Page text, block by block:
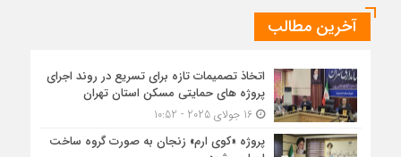
آخرین مطالب
اتخاذ تصمیمات تازه برای تسریع در روند اجرای
پروژه های حمایتی مسکن استان تهران
16 جولای 2025 - 10:52
پروژه «کوی ارم» زنجان به صورت گروه ساخت